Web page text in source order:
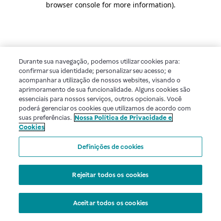
browser console for more information).
Durante sua navegação, podemos utilizar cookies para:
confirmar sua identidade; personalizar seu acesso; e
acompanhar a utilização de nossos websites, visando o
aprimoramento de sua funcionalidade. Alguns cookies são
essenciais para nossos serviços, outros opcionais. Você
poderá gerenciar os cookies que utilizamos de acordo com
suas preferências. Nossa Política de Privacidade e
Cookies
Definições de cookies
Rejeitar todos os cookies
Aceitar todos os cookies